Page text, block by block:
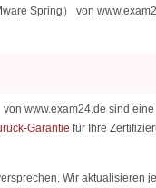
Spring） von
www.exam24.de sind
Garantie für Ihre
Wir aktualisieren